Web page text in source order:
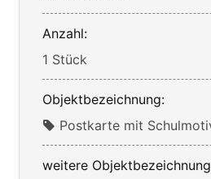
Anzahl:
1 Stück
Objektbezeichnung:
Postkarte mit
weitere